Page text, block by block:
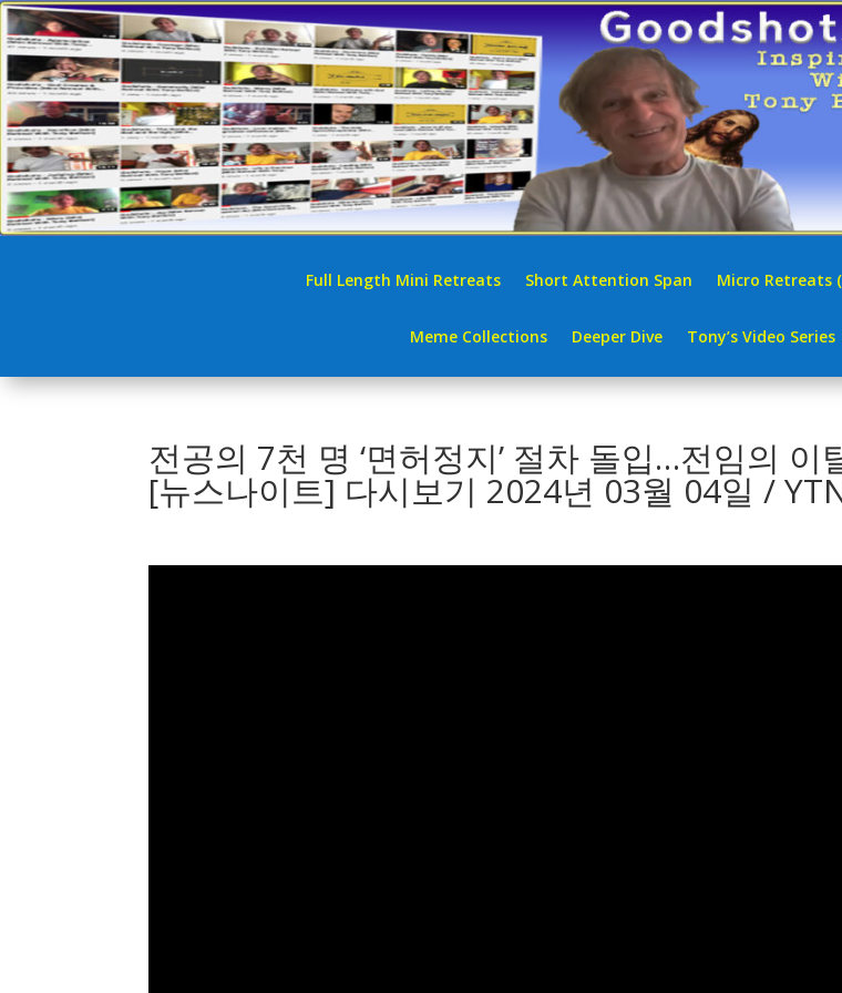
Full Length Mini Retreats Short Attention Span Micro Retreats
Meme Collections Deeper Dive Tony’s Video Series
전공의 7천 명 ‘면허정지’ 절차 돌입…전임의 이
[뉴스나이트] 다시보기 2024년 03월 04일 /